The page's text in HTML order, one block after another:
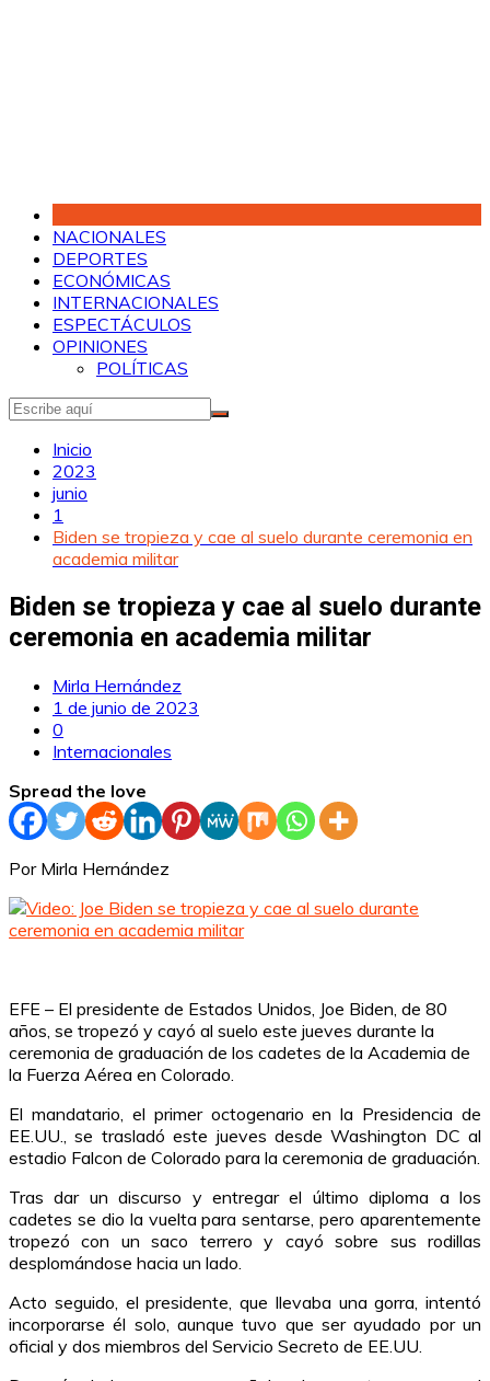
NACIONALES
DEPORTES
ECONÓMICAS
INTERNACIONALES
ESPECTÁCULOS
OPINIONES
POLÍTICAS
Inicio
2023
junio
1
Biden se tropieza y cae al suelo durante ceremonia en
academia militar
Biden se tropieza y cae al suelo durante
ceremonia en academia militar
Mirla Hernández
1 de junio de 2023
0
Internacionales
Spread the love
Por Mirla Hernández
EFE – El presidente de Estados Unidos, Joe Biden, de 80
años, se tropezó y cayó al suelo este jueves durante la
ceremonia de graduación de los cadetes de la Academia de
la Fuerza Aérea en Colorado.
El mandatario, el primer octogenario en la Presidencia de
EE.UU., se trasladó este jueves desde Washington DC al
estadio Falcon de Colorado para la ceremonia de graduación.
Tras dar un discurso y entregar el último diploma a los
cadetes se dio la vuelta para sentarse, pero aparentemente
tropezó con un saco terrero y cayó sobre sus rodillas
desplomándose hacia un lado.
Acto seguido, el presidente, que llevaba una gorra, intentó
incorporarse él solo, aunque tuvo que ser ayudado por un
oficial y dos miembros del Servicio Secreto de EE.UU.